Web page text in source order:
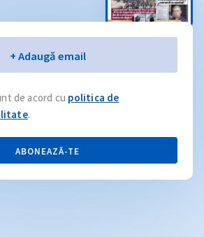
+ Adaugă email
de acord cu politica de
.
ABONEAZĂ-TE